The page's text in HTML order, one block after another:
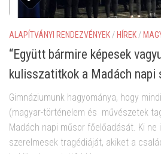
ALAPÍTVÁNYI RENDEZVÉNYEK / HÍREK /
“Együtt bármire képesek
kulisszatitkok a Madách napi
Gimnáziumunk hagyománya, hogy
(magyar-történelem és művészetek
Madách napi műsor főelőadását. Ki ne
szerelmesek tragédiáját, akiket a